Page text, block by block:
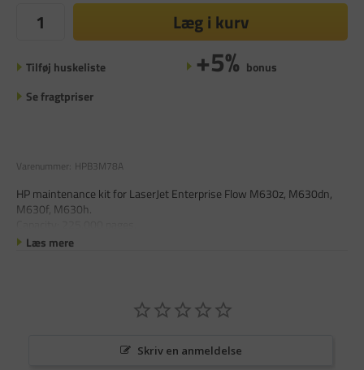
Læg i kurv
Tilføj huskeliste +5% bonus
Se fragtpriser
Varenummer: HPB3M78A
HP maintenance kit for LaserJet Enterprise Flow M630z, M630dn,
M630f, M630h.
Læs mere
Skriv en anmeldelse